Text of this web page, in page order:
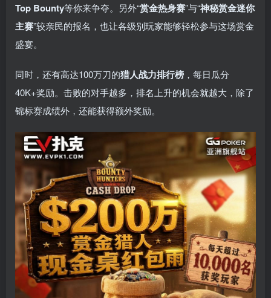
Top Bounty等你来争夺。另外“赏金热身赛”与“神秘赏金迷你
主赛”较亲民的报名，也让各级别玩家能够轻松参与这场赏金
盛宴。
同时，还有高达100万刀的猎人战力排行榜 ，每日瓜分
40K+奖励。击败的对手越多，排名上升的机会就越大，除了
锦标赛成绩外，还能获得额外奖励。